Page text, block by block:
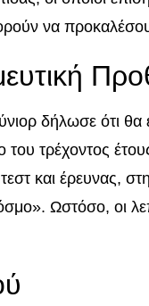
να
δήλωσε ότι θα
του τρέχοντος
και έρευνας,
Ωστόσο, οι